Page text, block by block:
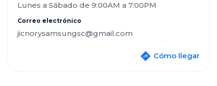
Lunes a Sábado de 9:00AM a 7:00PM
Correo electrónico
jicnorysamsungsc@gmail.com
Cómo llegar